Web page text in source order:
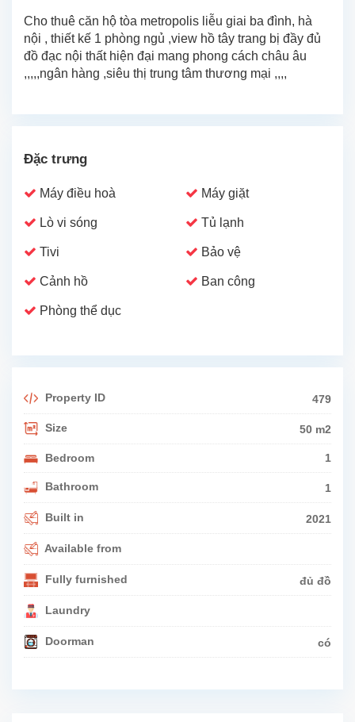
Cho thuê căn hộ tòa metropolis liễu giai ba đình, hà
nội , thiết kế 1 phòng ngủ ,view hồ tây trang bị đầy đủ
đồ đạc nội thất hiện đại mang phong cách châu âu
,,,,,ngân hàng ,siêu thị trung tâm thương mại ,,,,
Đặc trưng
Máy điều hoà Máy giặt
Lò vi sóng Tủ lạnh
Tivi Bảo vệ
Cảnh hồ Ban công
Phòng thể dục
Property ID 479
Size 50 m2
Bedroom 1
Bathroom 1
Built in 2021
Available from
Fully furnished đủ đồ
Laundry
Doorman có